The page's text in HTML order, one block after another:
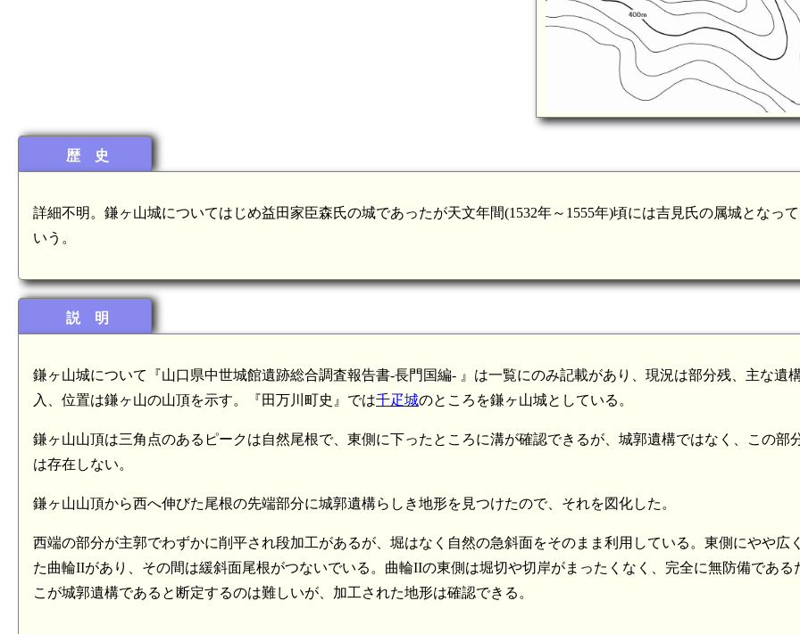
歴 史
詳細不明。鎌ヶ山城についてはじめ益田家臣森氏の城であったが天文年間(1532年～1555年)頃には吉見氏の属城となっ
いう。
説 明
鎌ヶ山城について『山口県中世城館遺跡総合調査報告書-長門国編- 』は一覧にのみ記載があり、現況は部分残、主な遺
入、位置は鎌ヶ山の山頂を示す。『田万川町史』では千疋城のところを鎌ヶ山城としている。
鎌ヶ山山頂は三角点のあるピークは自然尾根で、東側に下ったところに溝が確認できるが、城郭遺構ではなく、この部
は存在しない。
鎌ヶ山山頂から西へ伸びた尾根の先端部分に城郭遺構らしき地形を見つけたので、それを図化した。
西端の部分が主郭でわずかに削平され段加工があるが、堀はなく自然の急斜面をそのまま利用している。東側にやや広
た曲輪IIがあり、その間は緩斜面尾根がつないでいる。曲輪IIの東側は堀切や切岸がまったくなく、完全に無防備である
こが城郭遺構であると断定するのは難しいが、加工された地形は確認できる。